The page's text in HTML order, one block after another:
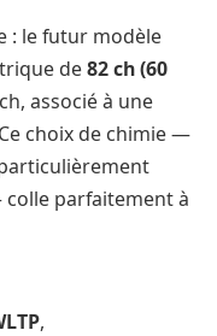
: le futur modèle
de82 ch (60
associé à une
choix de chimie —
parfaitement à
,